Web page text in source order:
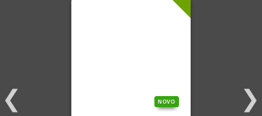
NOVO